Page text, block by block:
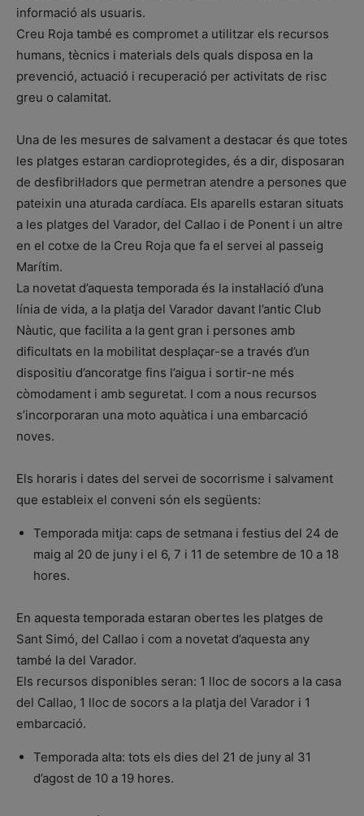
informació als usuaris.
Creu Roja també es compromet a utilitzar els recursos
humans, tècnics i materials dels quals disposa en la
prevenció, actuació i recuperació per activitats de risc
greu o calamitat.
Una de les mesures de salvament a destacar és que totes
les platges estaran cardioprotegides, és a dir, disposaran
de desfibril·ladors que permetran atendre a persones que
pateixin una aturada cardíaca. Els aparells estaran situats
a les platges del Varador, del Callao i de Ponent i un altre
en el cotxe de la Creu Roja que fa el servei al passeig
Marítim.
La novetat d’aquesta temporada és la instal·lació d’una
línia de vida, a la platja del Varador davant l’antic Club
Nàutic, que facilita a la gent gran i persones amb
dificultats en la mobilitat desplaçar-se a través d’un
dispositiu d’ancoratge fins l’aigua i sortir-ne més
còmodament i amb seguretat. I com a nous recursos
s’incorporaran una moto aquàtica i una embarcació
noves.
Els horaris i dates del servei de socorrisme i salvament
que estableix el conveni són els següents:
Temporada mitja: caps de setmana i festius del 24 de
maig al 20 de juny i el 6, 7 i 11 de setembre de 10 a 18
hores.
En aquesta temporada estaran obertes les platges de
Sant Simó, del Callao i com a novetat d’aquesta any
també la del Varador.
Els recursos disponibles seran: 1 lloc de socors a la casa
del Callao, 1 lloc de socors a la platja del Varador i 1
embarcació.
Temporada alta: tots els dies del 21 de juny al 31
d’agost de 10 a 19 hores.